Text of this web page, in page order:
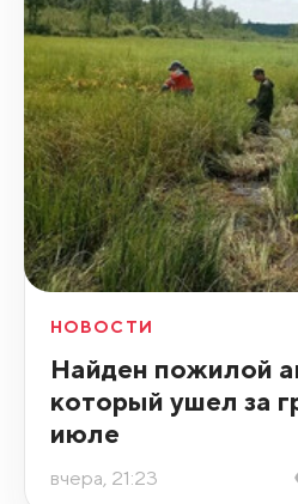
НОВОСТИ
Найден пожилой
который ушел за
июле
вчера, 21:23